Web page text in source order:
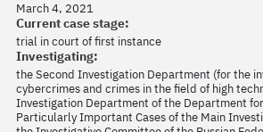
March 4, 2021
Current case stage:
trial in court of first instance
Investigating:
the Second Investigation Department (for the
cybercrimes and crimes in the field of high
Investigation Department of the Department
Particularly Important Cases of the Main